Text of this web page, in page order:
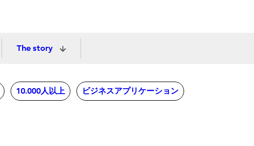
The story
10.000人以上 ビジネスアプリケーション